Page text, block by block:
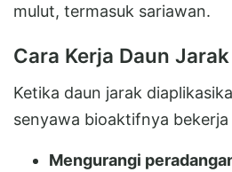
mulut, termasuk sariawan.
Cara Kerja Daun
Ketika daun jarak
senyawa bioaktifnya bekerja
Mengurangi